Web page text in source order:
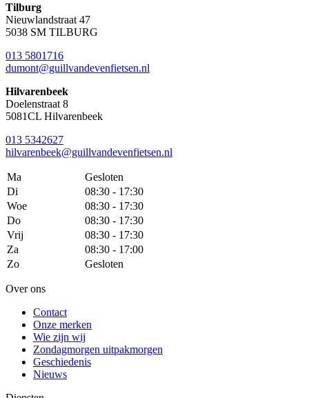
Tilburg
Nieuwlandstraat 47
5038 SM TILBURG
013 5801716
dumont@guillvandevenfietsen.nl
Hilvarenbeek
Doelenstraat 8
5081CL Hilvarenbeek
013 5342627
hilvarenbeek@guillvandevenfietsen.nl
Ma
Gesloten
Di
08:30 - 17:30
Woe
08:30 - 17:30
Do
08:30 - 17:30
Vrij
08:30 - 17:30
Za
08:30 - 17:00
Zo
Gesloten
Over ons
Contact
Onze merken
Wie zijn wij
Zondagmorgen uitpakmorgen
Geschiedenis
Nieuws